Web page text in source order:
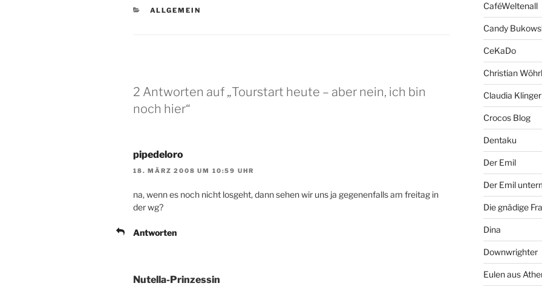
KATEGORIEN
ALLGEMEIN
2 Antworten auf „Tourstart heute – aber nein, ich bin
noch hier“
pipedeloro
18. MÄRZ 2008 UM 10:59 UHR
na, wenn es noch nicht losgeht, dann sehen wir uns ja gegenenfalls am freitag in
der wg?
Antworten
Nutella-Prinzessin
CaféWeltenall
Candy
CeKaDo
Christian Wöhrl
Claudia Klinger
Crocos Blog
Dentaku
Der Emil
Der Emil
Die gnädige
Dina
Downwrighter
Eulen aus